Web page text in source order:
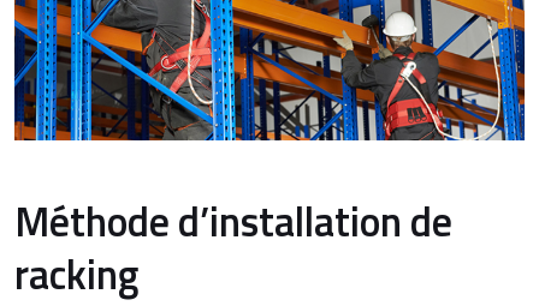
Méthode d’installation de
racking